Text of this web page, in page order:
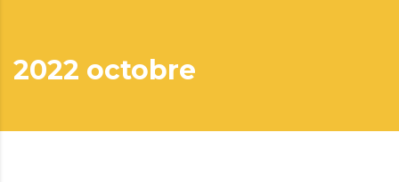
2022 octobre